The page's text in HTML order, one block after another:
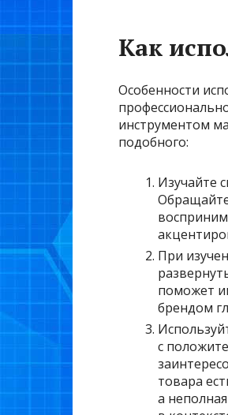
Как
Особенности
инструментом
подобного:
Изучайте
При
поможет
брендом
с
товара
а